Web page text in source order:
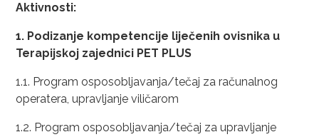
Aktivnosti:
1. Podizanje kompetencije liječenih ovisnika u
Terapijskoj zajednici PET PLUS
1.1. Program osposobljavanja/tečaj za računalnog
operatera, upravljanje viličarom
1.2. Program osposobljavanja/tečaj za upravljanje